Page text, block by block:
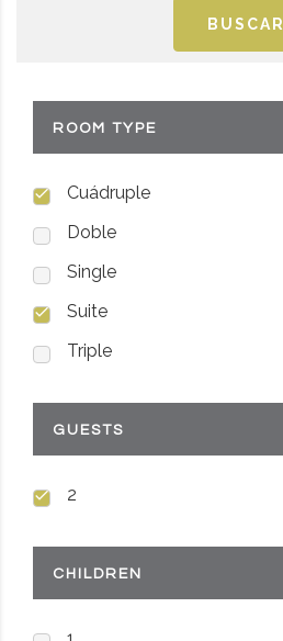
BUSCAR
ROOM TYPE
Cuádruple
Doble
Single
Suite
Triple
GUESTS
2
CHILDREN